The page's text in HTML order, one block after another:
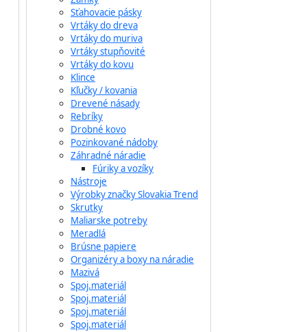
Sťahovacie pásky
Vrtáky do dreva
Vrtáky do muriva
Vrtáky stupňovité
Vrtáky do kovu
Klince
Kľučky / kovania
Drevené násady
Rebríky
Drobné kovo
Pozinkované nádoby
Záhradné náradie
Fúriky a vozíky
Nástroje
Výrobky značky Slovakia Trend
Skrutky
Maliarske potreby
Meradlá
Brúsne papiere
Organizéry a boxy na náradie
Mazivá
Spoj.materiál
Spoj.materiál
Spoj.materiál
Spoj.materiál